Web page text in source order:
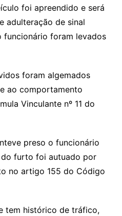
foi apreendido e será
adulteração de sinal
funcionário foram levados
foram algemados
ao comportamento
Vinculante nº 11 do
preso o funcionário
furto foi autuado por
no artigo 155 do Código
tem histórico de tráfico,